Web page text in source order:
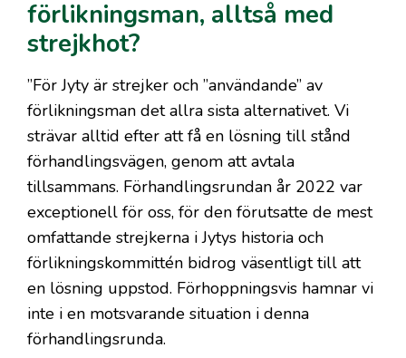
förlikningsman, alltså med
strejkhot?
”För Jyty är strejker och ”användande” av
förlikningsman det allra sista alternativet. Vi
strävar alltid efter att få en lösning till stånd
förhandlingsvägen, genom att avtala
tillsammans. Förhandlingsrundan år 2022 var
exceptionell för oss, för den förutsatte de mest
omfattande strejkerna i Jytys historia och
förlikningskommittén bidrog väsentligt till att
en lösning uppstod. Förhoppningsvis hamnar vi
inte i en motsvarande situation i denna
förhandlingsrunda.